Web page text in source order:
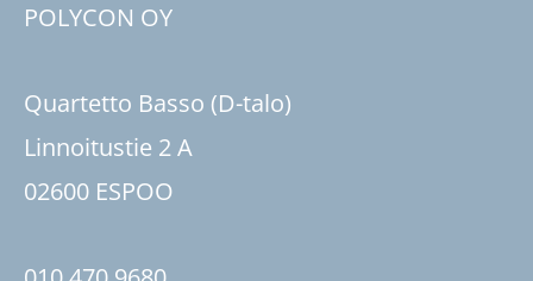
POLYCON OY
Quartetto Basso (D-talo)
Linnoitustie 2 A
02600 ESPOO